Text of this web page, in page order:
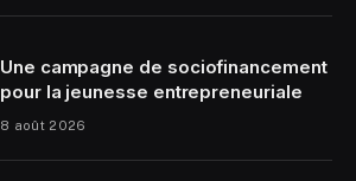
Une campagne de sociofinancement
pour la jeunesse entrepreneuriale
8 août 2026